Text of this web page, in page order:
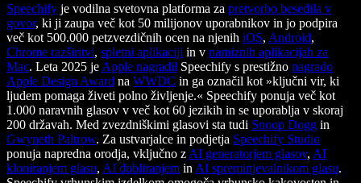
Speechify je vodilna svetovna platforma za pretvorbo besedila v
govor, ki ji zaupa več kot 50 milijonov uporabnikov in jo podpira
več kot 500.000 petzvezdičnih ocen na njenih iOS, Android,
Chrome razširitvi, spletni aplikaciji in v namiznih aplikacijah za
Mac. Leta 2025 je Apple nagradil Speechify s prestižno nagrado
Apple Design Award na WWDC in ga označil kot »ključni vir, ki
ljudem pomaga živeti polno življenje.« Speechify ponuja več kot
1.000 naravnih glasov v več kot 60 jezikih in se uporablja v skoraj
200 državah. Med zvezdniškimi glasovi sta tudi Snoop Dogg in
Gwyneth Paltrow. Za ustvarjalce in podjetja Speechify Studio
ponuja napredna orodja, vključno z AI generatorjem glasov, AI
kloniranjem glasu, AI dubliranjem in AI spreminjevalnikom glasu.